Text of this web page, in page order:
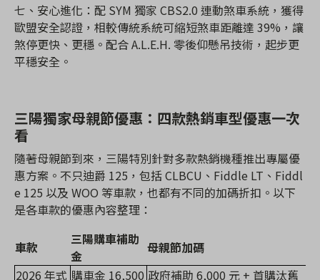
七、安心進化：配 SYM 獨家 CBS2.0 連動煞車系統，獲得
歐盟安全認證，相較傳統系統可縮短煞車距離達 39%，讓
煞停更快、更穩。配合 A.L.E.H. 零後仰懸吊技術，起步更
平穩安全。
三陽獨家母親節優惠：四款熱銷車型優惠一次
看
隨著母親節到來，三陽特別針對多款熱銷機種推出專屬優
惠方案。不只迪爵 125，包括 CLBCU、Fiddle LT、Fiddl
e 125 以及 WOO 等車款，也都有不同的加碼折扣。以下
是各車款的優惠內容整理：
車款
三陽購車補助
金
母親節加碼
2026 年式 購車金 16,500 政府補助 6,000 元 + 首購汰舊